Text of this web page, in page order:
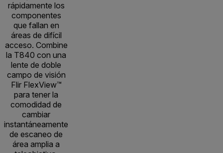
rápidamente los
componentes
que fallan en
áreas de difícil
acceso. Combine
la T840 con una
lente de doble
campo de visión
Flir FlexView™
para tener la
comodidad de
cambiar
instantáneamente
de escaneo de
área amplia a